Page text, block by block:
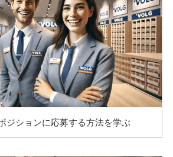
ジションに応募する方法を学ぶ